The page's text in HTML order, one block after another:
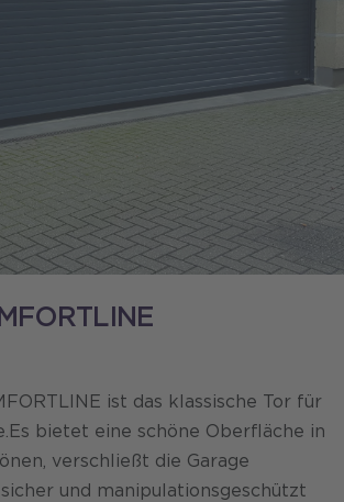
ist das klassische Tor für
Es bietet eine schöne Oberfläche in
verschließt die Garage
und manipulationsgeschützt